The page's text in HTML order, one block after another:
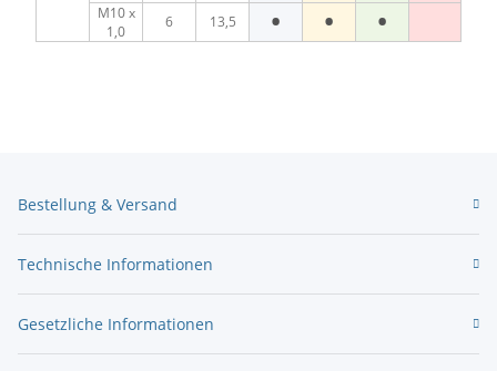
M10 x
1,0
6 13,5 • • •
Bestellung & Versand
Technische Informationen
Gesetzliche Informationen